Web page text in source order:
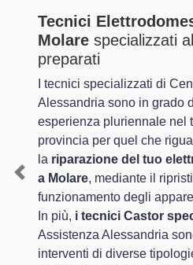
Tecnici
Molare specializzati
preparati
I tecnici specializzati di
Alessandria sono in grado
esperienza pluriennale nel
provincia per quel che
la riparazione del tuo
a Molare, mediante il
funzionamento degli
In più, i tecnici Castor
Assistenza Alessandria
interventi di diverse
Previous